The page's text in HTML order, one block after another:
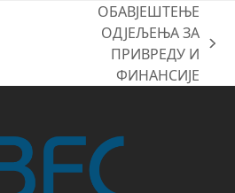
ОБАВЈЕШТЕЊЕ
ОДЈЕЉЕЊА ЗА
ПРИВРЕДУ И
ФИНАНСИЈЕ